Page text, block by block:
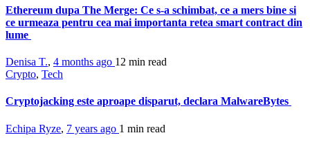
Ethereum dupa The Merge: Ce s-a schimbat, ce a mers bine si
ce urmeaza pentru cea mai importanta retea smart contract din
lume
Denisa T., 4 months ago 12 min read
Crypto, Tech
Cryptojacking este aproape disparut, declara MalwareBytes
Echipa Ryze, 7 years ago 1 min read